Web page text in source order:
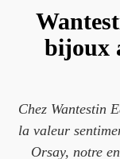
bijoux
Chez Wantestin
la valeur
Orsay, notre